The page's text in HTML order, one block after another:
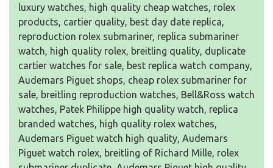
luxury watches, high quality cheap watches, rolex
products, cartier quality, best day date replica,
reproduction rolex submariner, replica submariner
watch, high quality rolex, breitling quality, duplicate
cartier watches for sale, best replica watch company,
Audemars Piguet shops, cheap rolex submariner for
sale, breitling reproduction watches, Bell&Ross watch
watches, Patek Philippe high quality watch, replica
branded watches, high quality rolex watches,
Audemars Piguet watch high quality, Audemars
Piguet watch rolex, breitling of Richard Mille, rolex